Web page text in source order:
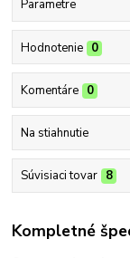
Parametre
Hodnotenie 0
Komentáre 0
Na stiahnutie
Súvisiaci tovar 8
Kompletné